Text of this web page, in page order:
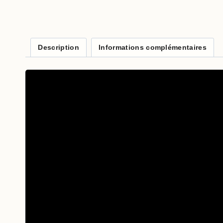
Description Informations complémentaires